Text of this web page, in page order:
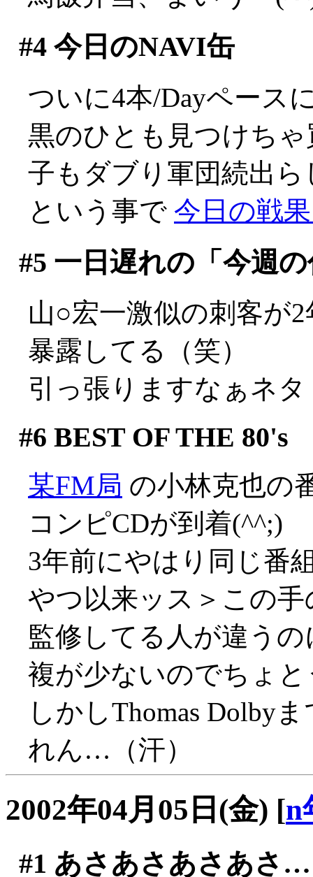
#4今日のNAVI缶
ついに4本/Dayペース
黒のひとも見つけち
子もダブり軍団続出
という事で 今日の戦
#5 一日遅れの「今週
山○宏一激似の刺客が
暴露してる（笑）
引っ張りますなぁネタ
#6 BEST OF THE 80's
某FM局 の小林克也の
コンピCDが到着(^^;)
3年前にやはり同じ番
やつ以来ッス＞この手
監修してる人が違う
複が少ないのでちょ
しかしThomas Dolby
れん…（汗）
2002年04月05日(金) [n
#1 あさあさあさあさ…